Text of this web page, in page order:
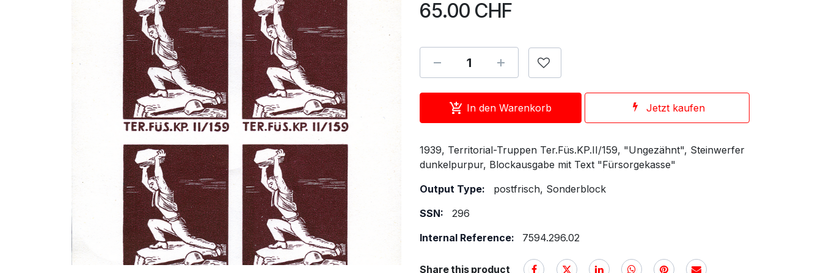
65.00 CHF
In den Warenkorb Jetzt kaufen
1939, Territorial-Truppen Ter.Füs.KP.II/159, "Ungezähnt", Steinwerfer
dunkelpurpur, Blockausgabe mit Text "Fürsorgekasse"
Output Type:
postfrisch, Sonderblock
SSN:
296
Internal Reference:
7594.296.02
Share this product